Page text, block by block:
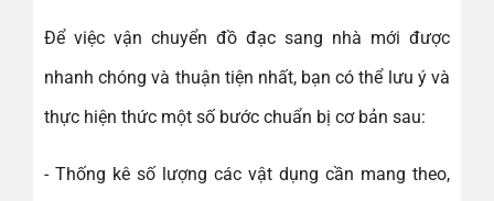
Để việc vận chuyển đồ đạc sang nhà mới được
nhanh chóng và thuận tiện nhất, bạn có thể lưu ý và
thực hiện thức một số bước chuẩn bị cơ bản sau:
- Thống kê số lượng các vật dụng cần mang theo,